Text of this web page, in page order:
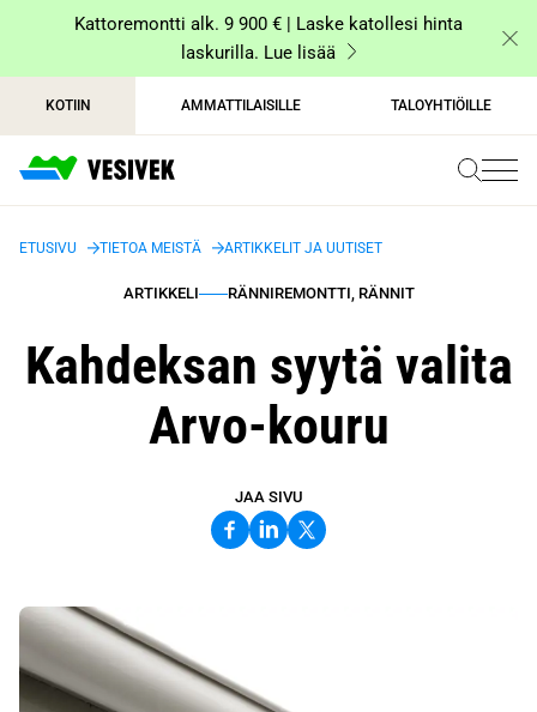
sisältöönKattoremontti alk. 9 900 € | Laske katollesi hinta
laskurilla. Lue lisää
KOTIIN AMMATTILAISILLE TALOYHTIÖILLE
ETUSIVU TIETOA MEISTÄ ARTIKKELIT JA UUTISET
ARTIKKELI RÄNNIREMONTTI, RÄNNIT
Kahdeksan syytä valita
Arvo-kouru
JAA SIVU